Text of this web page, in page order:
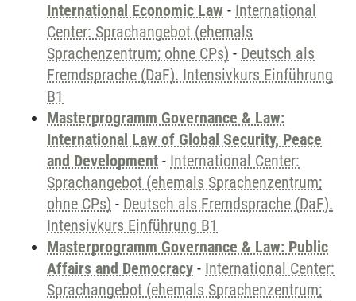
International Economic Law - International
Center: Sprachangebot (ehemals
Sprachenzentrum; ohne CPs) - Deutsch als
Fremdsprache (DaF). Intensivkurs Einführung
B1
Masterprogramm Governance & Law:
International Law of Global Security, Peace
and Development - International Center:
Sprachangebot (ehemals Sprachenzentrum;
ohne CPs) - Deutsch als Fremdsprache (DaF).
Intensivkurs Einführung B1
Masterprogramm Governance & Law: Public
Affairs and Democracy - International Center:
Sprachangebot (ehemals Sprachenzentrum;